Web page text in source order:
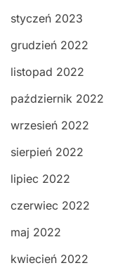
styczeń 2023
grudzień 2022
listopad 2022
październik 2022
wrzesień 2022
sierpień 2022
lipiec 2022
czerwiec 2022
maj 2022
kwiecień 2022